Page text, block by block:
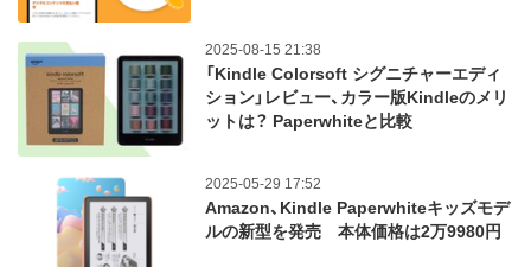
2025-08-15 21:38
「Kindle Colorsoft シグニチャーエディ
ション」レビュー、カラー版Kindleのメリ
ットは？ Paperwhiteと比較
2025-05-29 17:52
Amazon、Kindle Paperwhiteキッズモデ
ルの新型を発売 本体価格は2万9980円